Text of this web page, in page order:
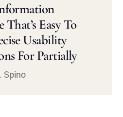
Easy To
Usability
For Partially
Spino